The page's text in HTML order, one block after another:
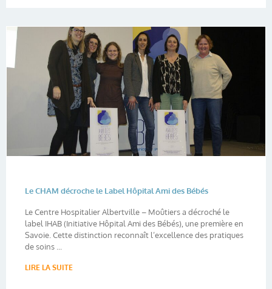
Le CHAM décroche le Label Hôpital Ami des Bébés
Le Centre Hospitalier Albertville – Moûtiers a décroché le
label IHAB (Initiative Hôpital Ami des Bébés), une première en
Savoie. Cette distinction reconnaît l’excellence des pratiques
de soins ...
LIRE LA SUITE